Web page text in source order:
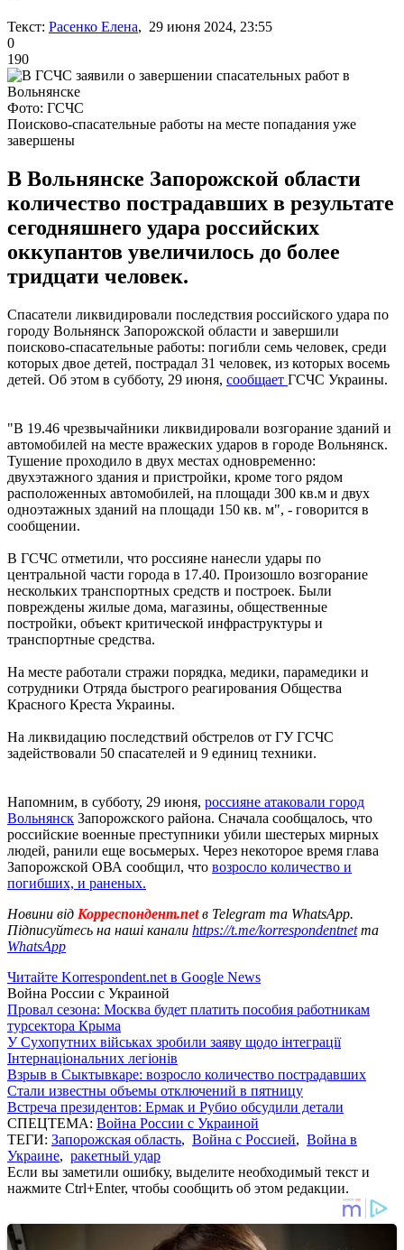
Текст: Расенко Елена, 29 июня 2024, 23:55
0
190
Фото: ГСЧС
Поисково-спасательные работы на месте попадания уже
завершены
В Вольнянске Запорожской области
количество пострадавших в результате
сегодняшнего удара российских
оккупантов увеличилось до более
тридцати человек.
Спасатели ликвидировали последствия российского удара по
городу Вольнянск Запорожской области и завершили
поисково-спасательные работы: погибли семь человек, среди
которых двое детей, пострадал 31 человек, из которых восемь
детей. Об этом в субботу, 29 июня, сообщает ГСЧС Украины.
"В 19.46 чрезвычайники ликвидировали возгорание зданий и
автомобилей на месте вражеских ударов в городе Вольнянск.
Тушение проходило в двух местах одновременно:
двухэтажного здания и пристройки, кроме того рядом
расположенных автомобилей, на площади 300 кв.м и двух
одноэтажных зданий на площади 150 кв. м", - говорится в
сообщении.
В ГСЧС отметили, что россияне нанесли удары по
центральной части города в 17.40. Произошло возгорание
нескольких транспортных средств и построек. Были
повреждены жилые дома, магазины, общественные
постройки, объект критической инфраструктуры и
транспортные средства.
На месте работали стражи порядка, медики, парамедики и
сотрудники Отряда быстрого реагирования Общества
Красного Креста Украины.
На ликвидацию последствий обстрелов от ГУ ГСЧС
задействовали 50 спасателей и 9 единиц техники.
Напомним, в субботу, 29 июня, россияне атаковали город
Вольнянск Запорожского района. Сначала сообщалось, что
российские военные преступники убили шестерых мирных
людей, ранили еще восьмерых. Через некоторое время глава
Запорожской ОВА сообщил, что возросло количество и
погибших, и раненых.
Новини від Корреспондент.netв Telegram та WhatsApp.
Підписуйтесь на наші канали https://t.me/korrespondentnetта
WhatsApp
Читайте Korrespondent.net в Google News
Война России с Украиной
Провал сезона: Москва будет платить пособия работникам
турсектора Крыма
У Сухопутних військах зробили заяву щодо інтеграції
Інтернаціональних легіонів
Взрыв в Сыктывкаре: возросло количество пострадавших
Стали известны объемы отключений в пятницу
Встреча президентов: Ермак и Рубио обсудили детали
СПЕЦТЕМА: Война России с Украиной
ТЕГИ: Запорожская область, Война с Россией, Война в
Украине, ракетный удар
Если вы заметили ошибку, выделите необходимый текст и
нажмите Ctrl+Enter, чтобы сообщить об этом редакции.